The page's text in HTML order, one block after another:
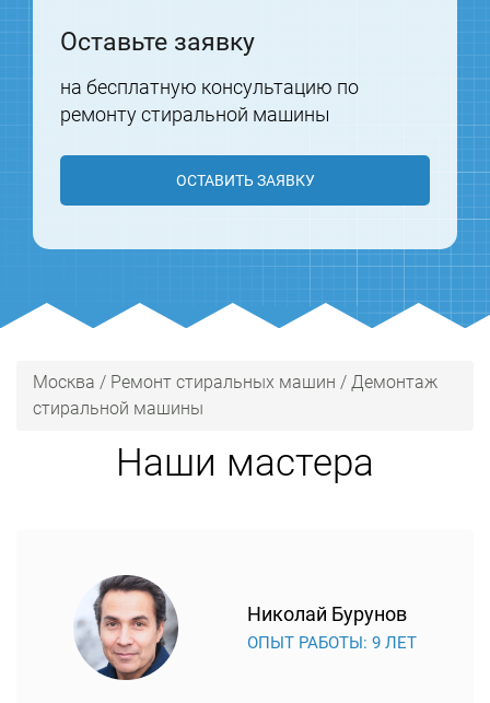
Оставьте заявку
на бесплатную консультацию по
ремонту стиральной машины
ОСТАВИТЬ ЗАЯВКУ
Москва / Ремонт стиральных машин / Демонтаж
стиральной машины
Наши мастера
Николай Бурунов
ОПЫТ РАБОТЫ: 9 ЛЕТ